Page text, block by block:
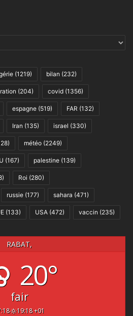
(1219) bilan (232)
(204) covid (1356)
espagne (519) FAR (132)
Iran (135) israel (330)
météo (2249)
(167) palestine (139)
Roi (280)
russie (177) sahara (471)
(133) USA (472) vaccin (235)
RABAT,
20°
fair
19:18 +01